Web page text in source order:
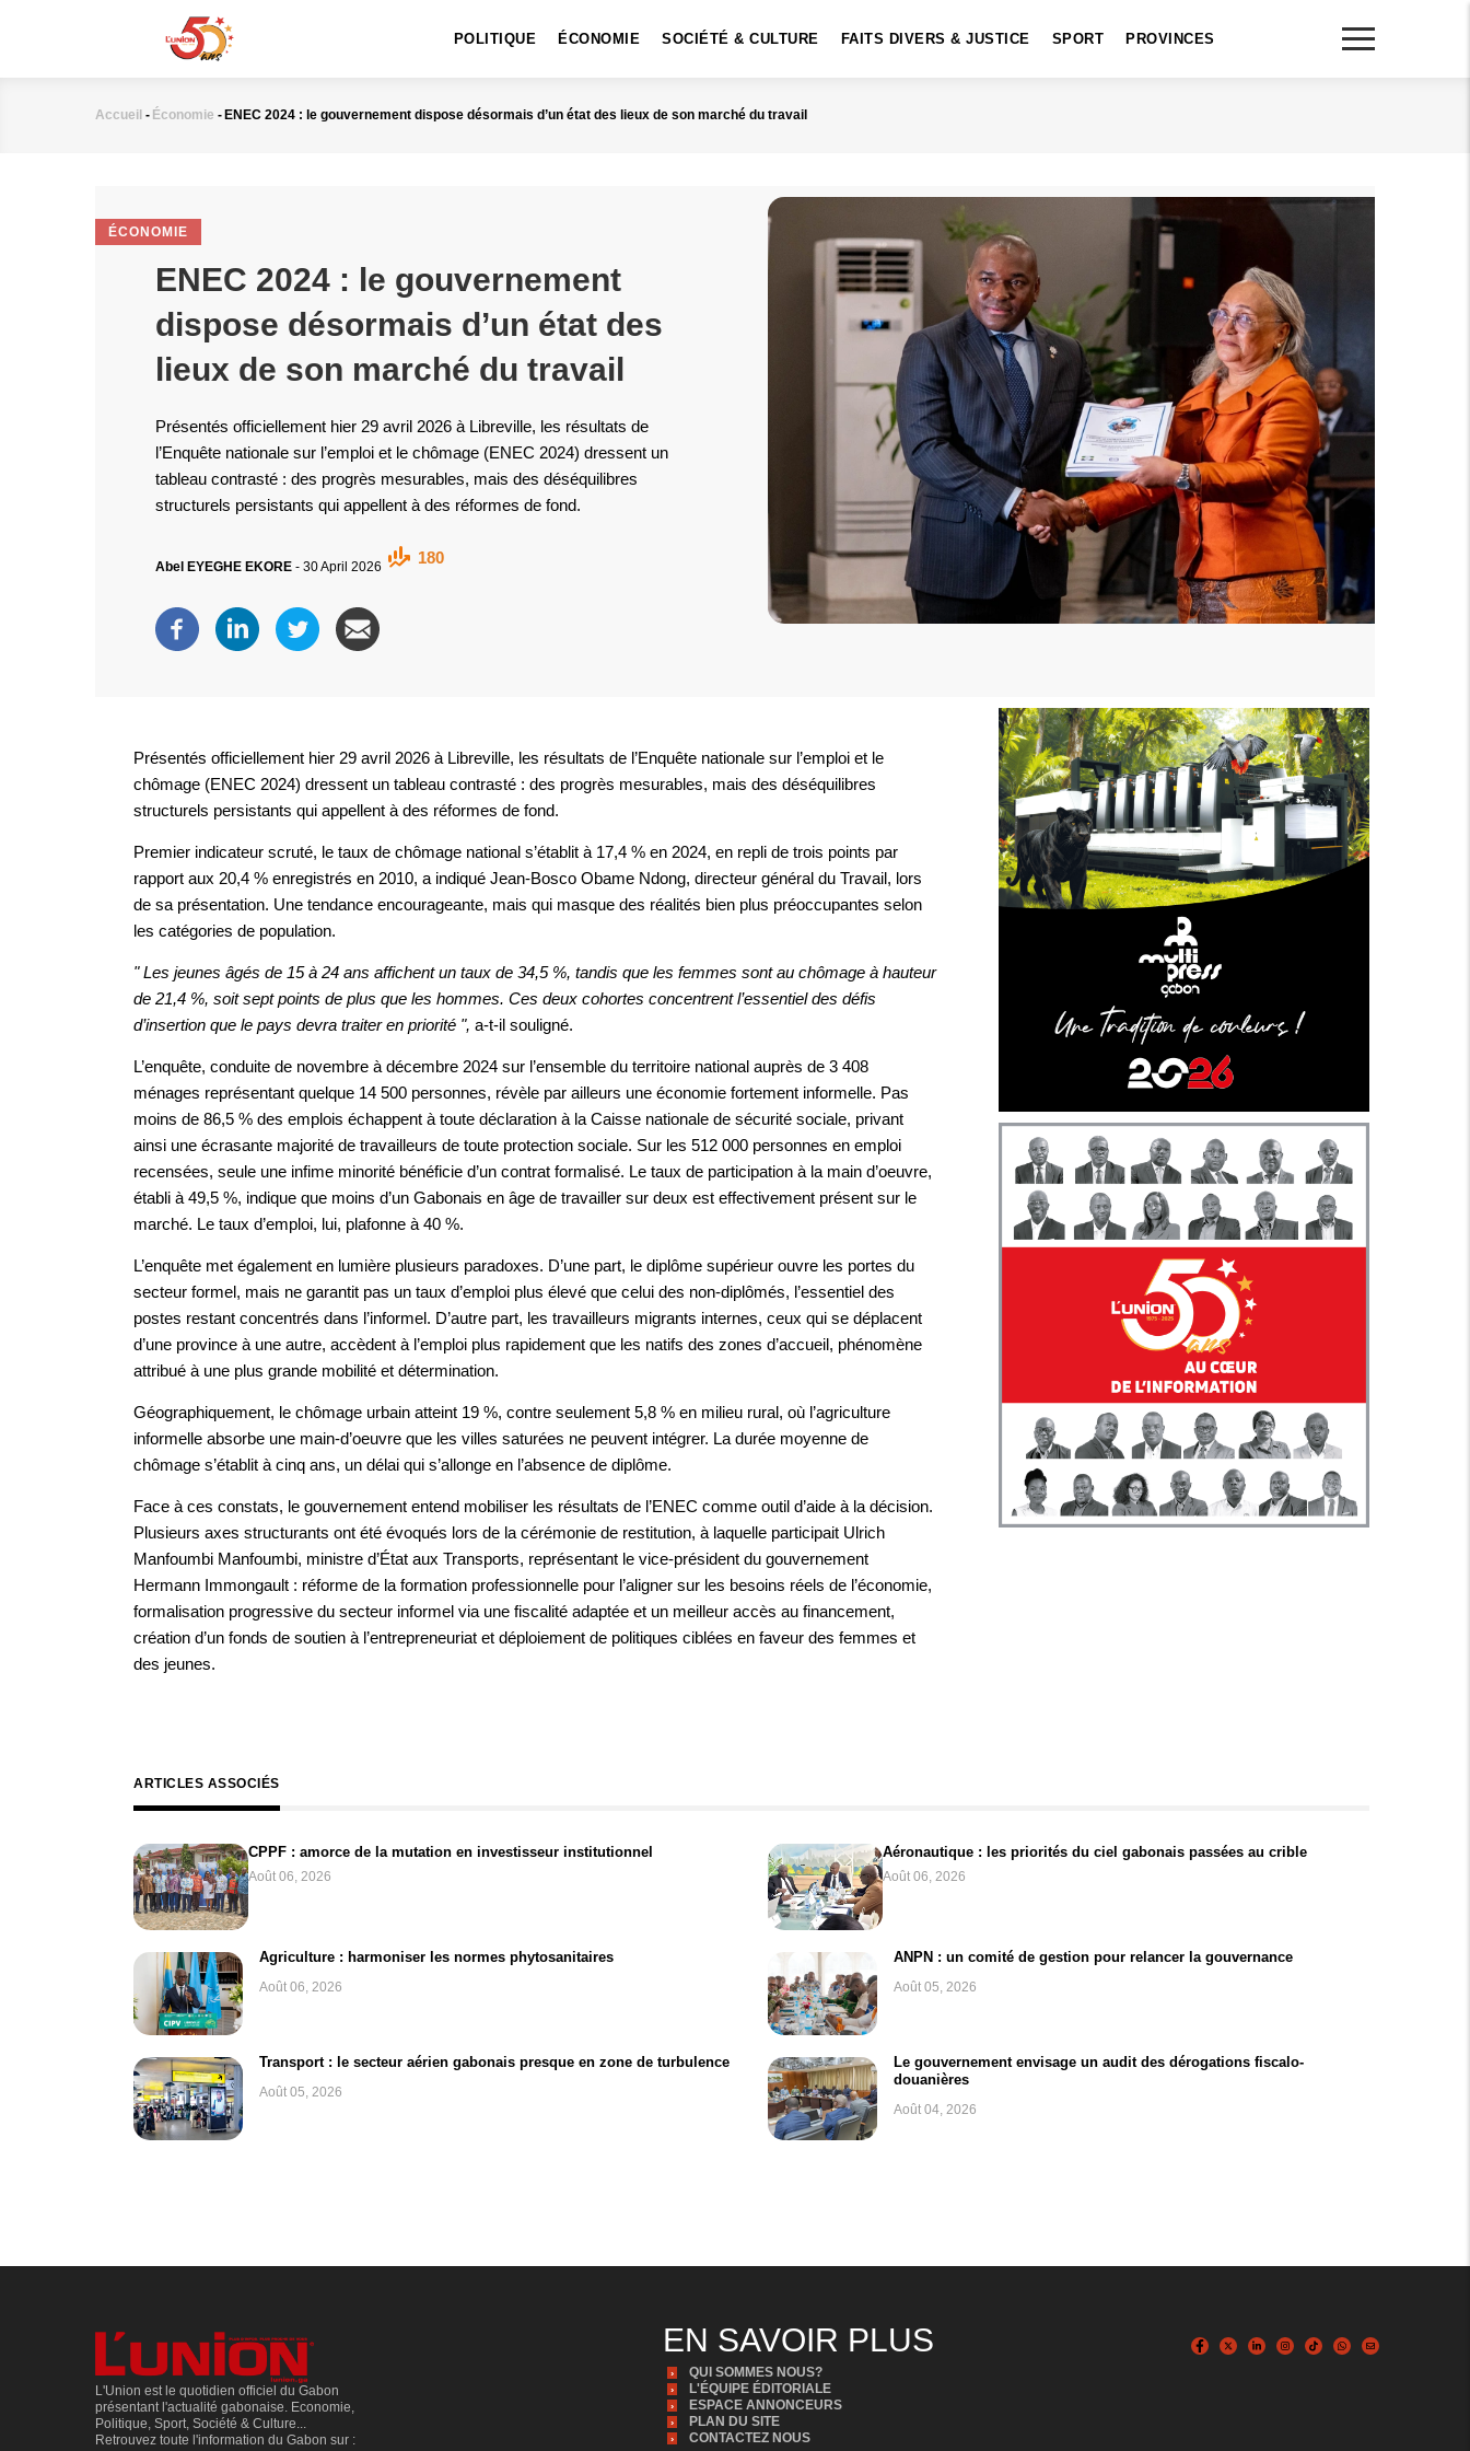
POLITIQUE ÉCONOMIE SOCIÉTÉ & CULTURE FAITS DIVERS & JUSTICE SPORT PROVINCES
Fil
Accueil - Économie - ENEC 2024 : le gouvernement dispose désormais d’un état des lieux de son marché du travail
ÉCONOMIE
ENEC 2024 : le gouvernement
dispose désormais d’un état des
lieux de son marché du travail
Présentés officiellement hier 29 avril 2026 à Libreville, les résultats de
l’Enquête nationale sur l’emploi et le chômage (ENEC 2024) dressent un
tableau contrasté : des progrès mesurables, mais des déséquilibres
structurels persistants qui appellent à des réformes de fond.
Abel EYEGHE EKORE - 30 April 2026
180
Présentés officiellement hier 29 avril 2026 à Libreville, les résultats de l’Enquête nationale sur l’emploi et le
chômage (ENEC 2024) dressent un tableau contrasté : des progrès mesurables, mais des déséquilibres
structurels persistants qui appellent à des réformes de fond.
Premier indicateur scruté, le taux de chômage national s’établit à 17,4 % en 2024, en repli de trois points par
rapport aux 20,4 % enregistrés en 2010, a indiqué Jean-Bosco Obame Ndong, directeur général du Travail, lors
de sa présentation. Une tendance encourageante, mais qui masque des réalités bien plus préoccupantes selon
les catégories de population.
" Les jeunes âgés de 15 à 24 ans affichent un taux de 34,5 %, tandis que les femmes sont au chômage à hauteur
de 21,4 %, soit sept points de plus que les hommes. Ces deux cohortes concentrent l’essentiel des défis
d’insertion que le pays devra traiter en priorité ", a-t-il souligné.
L’enquête, conduite de novembre à décembre 2024 sur l’ensemble du territoire national auprès de 3 408
ménages représentant quelque 14 500 personnes, révèle par ailleurs une économie fortement informelle. Pas
moins de 86,5 % des emplois échappent à toute déclaration à la Caisse nationale de sécurité sociale, privant
ainsi une écrasante majorité de travailleurs de toute protection sociale. Sur les 512 000 personnes en emploi
recensées, seule une infime minorité bénéficie d’un contrat formalisé. Le taux de participation à la main d’oeuvre,
établi à 49,5 %, indique que moins d’un Gabonais en âge de travailler sur deux est effectivement présent sur le
marché. Le taux d’emploi, lui, plafonne à 40 %.
L’enquête met également en lumière plusieurs paradoxes. D’une part, le diplôme supérieur ouvre les portes du
secteur formel, mais ne garantit pas un taux d’emploi plus élevé que celui des non-diplômés, l’essentiel des
postes restant concentrés dans l’informel. D’autre part, les travailleurs migrants internes, ceux qui se déplacent
d’une province à une autre, accèdent à l’emploi plus rapidement que les natifs des zones d’accueil, phénomène
attribué à une plus grande mobilité et détermination.
Géographiquement, le chômage urbain atteint 19 %, contre seulement 5,8 % en milieu rural, où l’agriculture
informelle absorbe une main-d’oeuvre que les villes saturées ne peuvent intégrer. La durée moyenne de
chômage s’établit à cinq ans, un délai qui s’allonge en l’absence de diplôme.
Face à ces constats, le gouvernement entend mobiliser les résultats de l’ENEC comme outil d’aide à la décision.
Plusieurs axes structurants ont été évoqués lors de la cérémonie de restitution, à laquelle participait Ulrich
Manfoumbi Manfoumbi, ministre d’État aux Transports, représentant le vice-président du gouvernement
Hermann Immongault : réforme de la formation professionnelle pour l’aligner sur les besoins réels de l’économie,
formalisation progressive du secteur informel via une fiscalité adaptée et un meilleur accès au financement,
création d’un fonds de soutien à l’entrepreneuriat et déploiement de politiques ciblées en faveur des femmes et
des jeunes.
ARTICLES ASSOCIÉS
CPPF : amorce de la mutation en investisseur institutionnel
Août 06, 2026
Aéronautique : les priorités du ciel gabonais passées au crible
Août 06, 2026
Agriculture : harmoniser les normes phytosanitaires
Août 06, 2026
ANPN : un comité de gestion pour relancer la gouvernance
Août 05, 2026
Transport : le secteur aérien gabonais presque en zone de turbulence
Août 05, 2026
Le gouvernement envisage un audit des dérogations fiscalo-
douanières
Août 04, 2026
L'Union est le quotidien officiel du Gabon
présentant l'actualité gabonaise. Economie,
Politique, Sport, Société & Culture...
Retrouvez toute l'information du Gabon sur :
EN SAVOIR PLUS
QUI SOMMES NOUS?
L'ÉQUIPE ÉDITORIALE
ESPACE ANNONCEURS
PLAN DU SITE
CONTACTEZ NOUS